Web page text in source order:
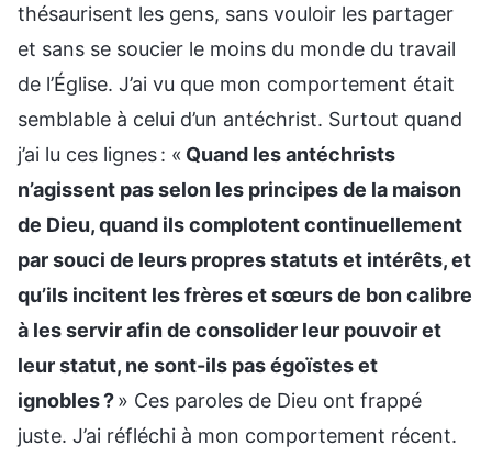
thésaurisent les gens, sans vouloir les partager
et sans se soucier le moins du monde du travail
de l’Église. J’ai vu que mon comportement était
semblable à celui d’un antéchrist. Surtout quand
j’ai lu ces lignes : « Quand les antéchrists
n’agissent pas selon les principes de la maison
de Dieu, quand ils complotent continuellement
par souci de leurs propres statuts et intérêts, et
qu’ils incitent les frères et sœurs de bon calibre
à les servir afin de consolider leur pouvoir et
leur statut, ne sont-ils pas égoïstes et
ignobles ?» Ces paroles de Dieu ont frappé
juste. J’ai réfléchi à mon comportement récent.